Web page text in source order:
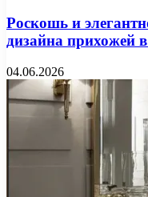
Роскошь и
дизайна прихожей
04.06.2026